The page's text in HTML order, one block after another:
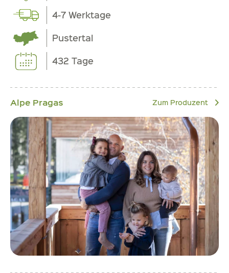
4-7 Werktage
Pustertal
432 Tage
Alpe Pragas Zum Produzent